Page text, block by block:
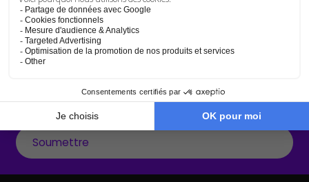
S’INSCRIRE À LA NEWSLETTER
J'accepte de recevoir des informations (sur les formations et/ou les
Politique de confidentialitépour en savoir plus sur nos
modalités et sur notre engagement vis-à-vis de la protection et du respect
de la vie privée.